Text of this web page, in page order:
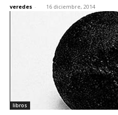
veredes - 16 diciembre, 2014
libros